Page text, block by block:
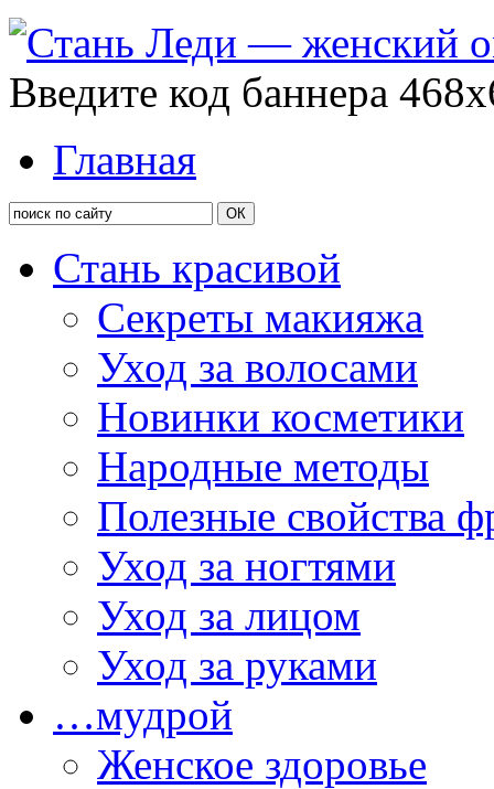
Введите код баннера
Главная
Стань красивой
Секреты макияжа
Уход за волосами
Новинки косметики
Народные методы
Полезные свойства
Уход за ногтями
Уход за лицом
Уход за руками
…мудрой
Женское здоровье